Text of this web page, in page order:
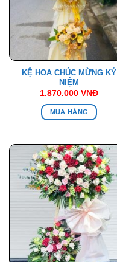
KỆ HOA CHÚC MỪNG KỶ
NIỆM
1.870.000 VNĐ
MUA HÀNG